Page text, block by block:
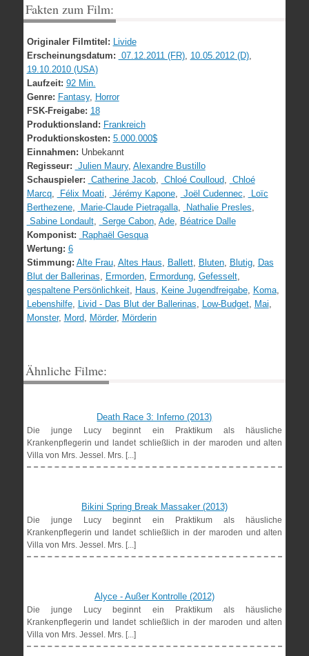
Fakten zum Film:
Originaler Filmtitel: Livide
Erscheinungsdatum: 07.12.2011 (FR), 10.05.2012 (D),
19.10.2010 (USA)
Laufzeit: 92 Min.
Genre: Fantasy, Horror
FSK-Freigabe: 18
Produktionsland: Frankreich
Produktionskosten: 5.000.000$
Einnahmen: Unbekannt
Regisseur: Julien Maury, Alexandre Bustillo
Schauspieler: Catherine Jacob, Chloé Coulloud, Chloé
Marcq, Félix Moati, Jérémy Kapone, Joël Cudennec,
Loïc
Berthezene, Marie-Claude Pietragalla, Nathalie Presles,
Sabine Londault, Serge Cabon, Ade, Béatrice Dalle
Komponist:
Raphaël Gesqua
Wertung: 6
Stimmung: Alte Frau, Altes Haus, Ballett, Bluten, Blutig, Das
Blut der Ballerinas, Ermorden, Ermordung, Gefesselt,
gespaltene Persönlichkeit, Haus, Keine Jugendfreigabe, Koma,
Lebenshilfe, Livid - Das Blut der Ballerinas, Low-Budget, Mai,
Monster, Mord, Mörder, Mörderin
Ähnliche Filme:
Death Race 3: Inferno (2013)
Die junge Lucy beginnt ein Praktikum als häusliche
Krankenpflegerin und landet schließlich in der maroden und alten
Villa von Mrs. Jessel. Mrs. [...]
Bikini Spring Break Massaker (2013)
Die junge Lucy beginnt ein Praktikum als häusliche
Krankenpflegerin und landet schließlich in der maroden und alten
Villa von Mrs. Jessel. Mrs. [...]
Alyce - Außer Kontrolle (2012)
Die junge Lucy beginnt ein Praktikum als häusliche
Krankenpflegerin und landet schließlich in der maroden und alten
Villa von Mrs. Jessel. Mrs. [...]